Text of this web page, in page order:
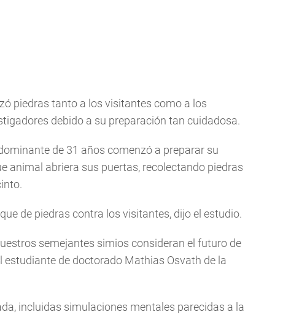
piedras tanto a los visitantes como a los
debido a su preparación tan cuidadosa.
de 31 años comenzó a preparar su
animal abriera sus puertas, recolectando piedras
de piedras contra los visitantes, dijo el estudio.
semejantes simios consideran el futuro de
estudiante de doctorado Mathias Osvath de la
incluidas simulaciones mentales parecidas a la